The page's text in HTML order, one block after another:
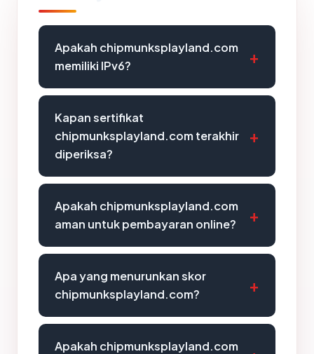
Apakah chipmunksplayland.com
memiliki IPv6?
Kapan sertifikat
chipmunksplayland.com terakhir
diperiksa?
Apakah chipmunksplayland.com
aman untuk pembayaran online?
Apa yang menurunkan skor
chipmunksplayland.com?
Apakah chipmunksplayland.com